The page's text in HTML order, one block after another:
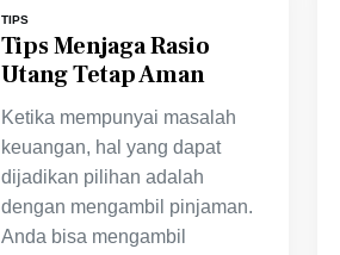
TIPS
Tips Menjaga Rasio
Utang Tetap Aman
Ketika mempunyai masalah
keuangan, hal yang dapat
dijadikan pilihan adalah
dengan mengambil pinjaman.
Anda bisa mengambil